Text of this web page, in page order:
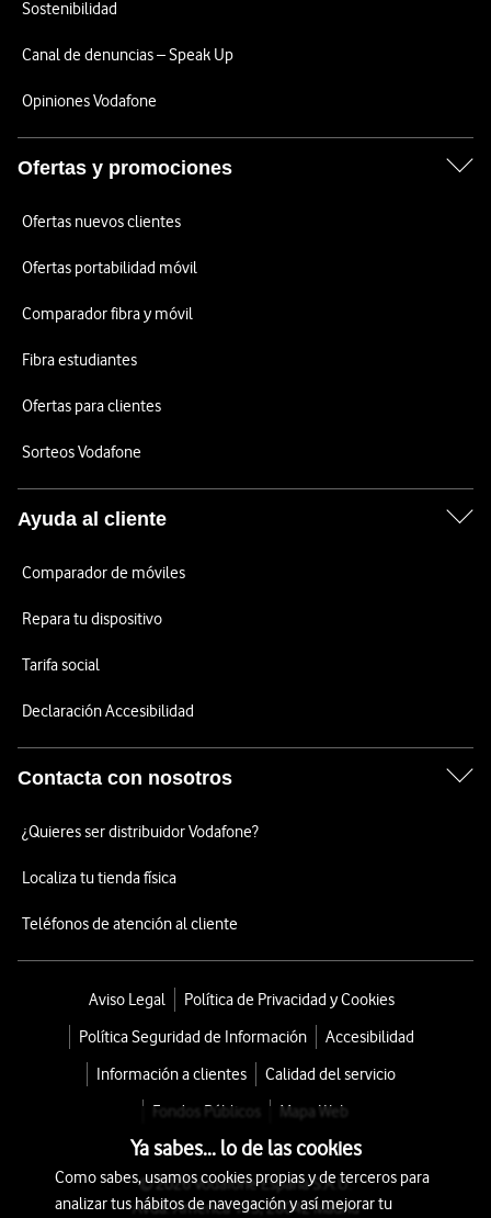
Sostenibilidad
Canal de denuncias – Speak Up
Opiniones Vodafone
Ofertas y promociones
Ofertas nuevos clientes
Ofertas portabilidad móvil
Comparador fibra y móvil
Fibra estudiantes
Ofertas para clientes
Sorteos Vodafone
Ayuda al cliente
Comparador de móviles
Repara tu dispositivo
Tarifa social
Declaración Accesibilidad
Contacta con nosotros
¿Quieres ser distribuidor Vodafone?
Localiza tu tienda física
Teléfonos de atención al cliente
Aviso Legal
Política de Privacidad y Cookies
Política Seguridad de Información
Accesibilidad
Información a clientes
Calidad del servicio
Fondos Públicos
Mapa Web
© 2026 Vodafone España S.A.U.
Avda. América 115, 28042 Madrid
Ya sabes... lo de las cookies
Como sabes, usamos cookies propias y de terceros para
analizar tus hábitos de navegación y así mejorar tu